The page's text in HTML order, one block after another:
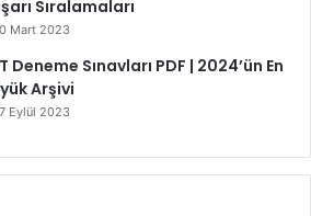
Sıralamaları
Mart 2023
Deneme Sınavları PDF | 2024’ün En
Arşivi
Eylül 2023